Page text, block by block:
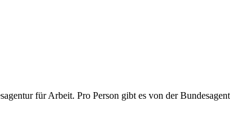
für Arbeit. Pro Person gibt es von der